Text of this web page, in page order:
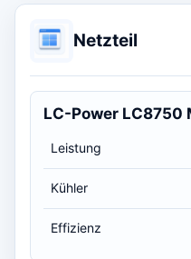
Netzteil
LC-Power LC8750
Leistung
Kühler
Effizienz